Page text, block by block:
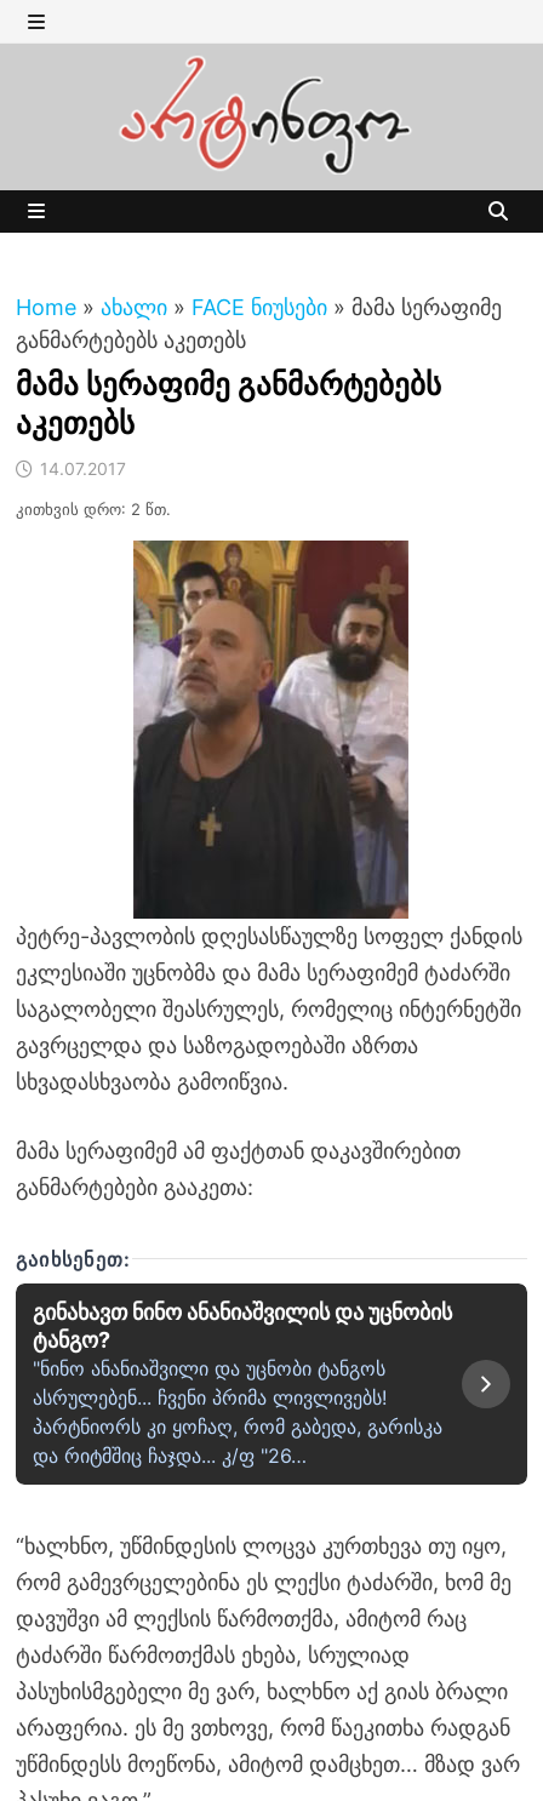
Skip
to MENU
Home » ახალი » FACE ნიუსები » მამა სერაფიმე
განმარტებებს აკეთებს
მამა სერაფიმე განმარტებებს
აკეთებს
14.07.2017
კითხვის დრო: 2 წთ.
პეტრე-პავლობის დღესასწაულზე სოფელ ქანდის
ეკლესიაში უცნობმა და მამა სერაფიმემ ტაძარში
საგალობელი შეასრულეს, რომელიც ინტერნეტში
გავრცელდა და საზოგადოებაში აზრთა
სხვადასხვაობა გამოიწვია.
მამა სერაფიმემ ამ ფაქტთან დაკავშირებით
განმარტებები გააკეთა:
ᲒᲐᲘᲮᲡᲔᲜᲔᲗ:
გინახავთ ნინო ანანიაშვილის და უცნობის
ტანგო?
"ნინო ანანიაშვილი და უცნობი ტანგოს
ასრულებენ... ჩვენი პრიმა ლივლივებს!
პარტნიორს კი ყოჩაღ, რომ გაბედა, გარისკა
და რიტმშიც ჩაჯდა... კ/ფ "26…
“ხალხნო, უწმინდესის ლოცვა კურთხევა თუ იყო,
რომ გამევრცელებინა ეს ლექსი ტაძარში, ხომ მე
დავუშვი ამ ლექსის წარმოთქმა, ამიტომ რაც
ტაძარში წარმოთქმას ეხება, სრულიად
პასუხისმგებელი მე ვარ, ხალხნო აქ გიას ბრალი
არაფერია. ეს მე ვთხოვე, რომ წაეკითხა რადგან
უწმინდესს მოეწონა, ამიტომ დამცხეთ… მზად ვარ